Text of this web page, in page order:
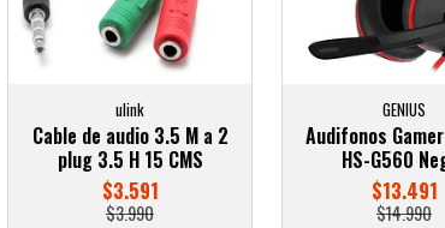
ulink
Cable de audio 3.5 M a 2
plug 3.5 H 15 CMS
$3.591
$3.990
GENIUS
Audifonos
HS-G560
$13.491
$14.990